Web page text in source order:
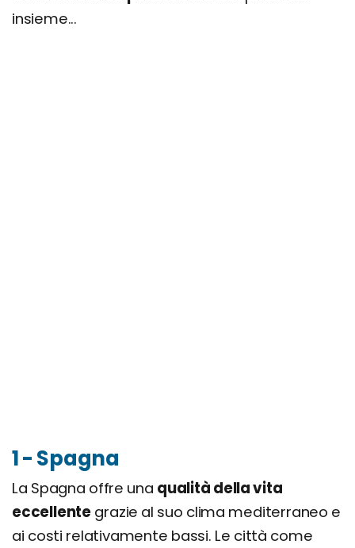
insieme...
1 - Spagna
La Spagna offre una qualità della vita
eccellente grazie al suo clima mediterraneo e
ai costi relativamente bassi. Le città come